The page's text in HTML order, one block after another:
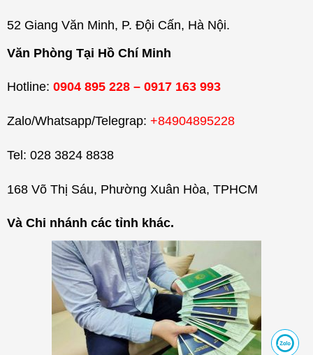
52 Giang Văn Minh, P. Đội Cấn, Hà Nội.
Văn Phòng Tại Hồ Chí Minh
Hotline: 0904 895 228 – 0917 163 993
Zalo/Whatsapp/Telegrap: +84904895228
Tel: 028 3824 8838
168 Võ Thị Sáu, Phường Xuân Hòa, TPHCM
Và Chi nhánh các tỉnh khác.